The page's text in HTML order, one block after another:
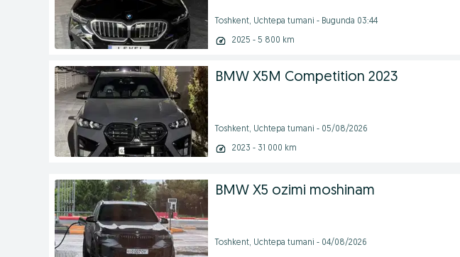
Toshkent, Uchtepa tumani - Bugunda 03:44
2025 - 5 800 km
BMW X5M Competition 2023
Toshkent, Uchtepa tumani - 05/08/2026
2023 - 31 000 km
BMW X5 ozimi moshinam
Toshkent, Uchtepa tumani - 04/08/2026